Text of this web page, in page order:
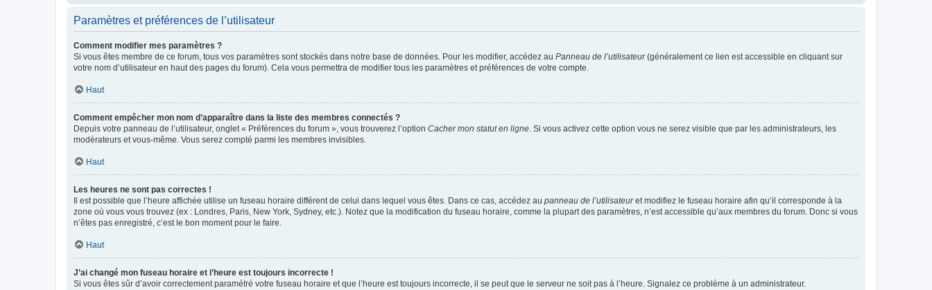
Paramètres et préférences de l’utilisateur
Comment modifier mes paramètres ?
Si vous êtes membre de ce forum, tous vos paramètres sont stockés dans notre base de données. Pour les modifier, accédez au Panneau de l’utilisateur(généralement ce lien est accessible en cliquant sur
votre nom d’utilisateur en haut des pages du forum). Cela vous permettra de modifier tous les paramètres et préférences de votre compte.
Haut
Comment empêcher mon nom d’apparaître dans la liste des membres connectés ?
Depuis votre panneau de l’utilisateur, onglet « Préférences du forum », vous trouverez l’option Cacher mon statut en ligne . Si vous activez cette option vous ne serez visible que par les administrateurs, les
modérateurs et vous-même. Vous serez compté parmi les membres invisibles.
Haut
Les heures ne sont pas correctes !
Il est possible que l’heure affichée utilise un fuseau horaire différent de celui dans lequel vous êtes. Dans ce cas, accédez au panneau de l’utilisateuret modifiez le fuseau horaire afin qu’il corresponde à la
zone où vous vous trouvez (ex : Londres, Paris, New York, Sydney, etc.). Notez que la modification du fuseau horaire, comme la plupart des paramètres, n’est accessible qu’aux membres du forum. Donc si vous
n’êtes pas enregistré, c’est le bon moment pour le faire.
Haut
J’ai changé mon fuseau horaire et l’heure est toujours incorrecte !
Si vous êtes sûr d’avoir correctement paramétré votre fuseau horaire et que l’heure est toujours incorrecte, il se peut que le serveur ne soit pas à l’heure. Signalez ce problème à un administrateur.